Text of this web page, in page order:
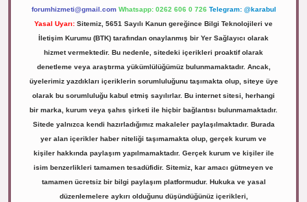
forumhizmeti@gmail.com Whatsapp: 0262 606 0 726 Telegram: @karabul
Yasal Uyarı: Sitemiz, 5651 Sayılı Kanun gereğince Bilgi Teknolojileri ve
İletişim Kurumu (BTK) tarafından onaylanmış bir Yer Sağlayıcı olarak
hizmet vermektedir. Bu nedenle, sitedeki içerikleri proaktif olarak
denetleme veya araştırma yükümlülüğümüz bulunmamaktadır. Ancak,
üyelerimiz yazdıkları içeriklerin sorumluluğunu taşımakta olup, siteye üye
olarak bu sorumluluğu kabul etmiş sayılırlar. Bu internet sitesi, herhangi
bir marka, kurum veya şahıs şirketi ile hiçbir bağlantısı bulunmamaktadır.
Sitede yalnızca kendi hazırladığımız makaleler paylaşılmaktadır. Burada
yer alan içerikler haber niteliği taşımamakta olup, gerçek kurum ve
kişiler hakkında paylaşım yapılmamaktadır. Gerçek kurum ve kişiler ile
isim benzerlikleri tamamen tesadüfidir. Sitemiz, kar amacı gütmeyen ve
tamamen ücretsiz bir bilgi paylaşım platformudur. Hukuka ve yasal
düzenlemelere aykırı olduğunu düşündüğünüz içerikleri,